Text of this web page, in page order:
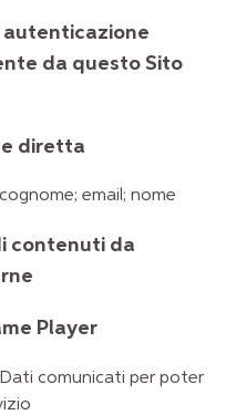
autenticazione
da questo Sito
diretta
email; nome
contenuti da
Player
comunicati per poter